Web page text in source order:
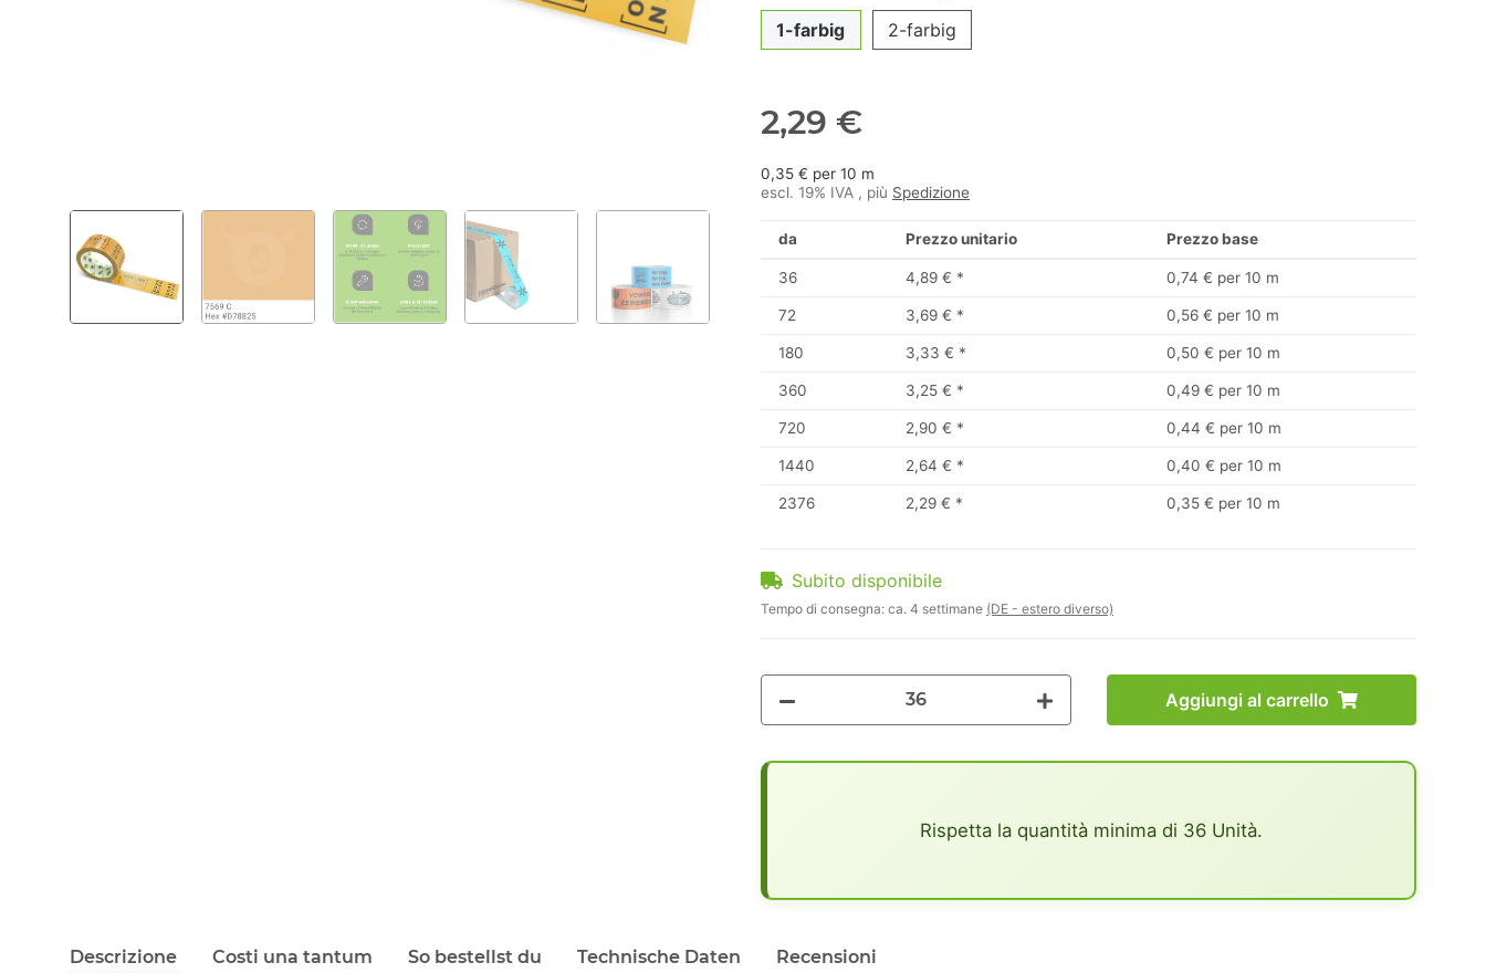
1-farbig
2-farbig
2,29 €
0,35 € per 10 m
escl. 19% IVA , più Spedizione
da Prezzo unitario Prezzo base
36 4,89 € * 0,74 € per 10 m
72 3,69 € * 0,56 € per 10 m
180 3,33 € * 0,50 € per 10 m
360 3,25 € * 0,49 € per 10 m
720 2,90 € * 0,44 € per 10 m
1440 2,64 € * 0,40 € per 10 m
2376 2,29 € * 0,35 € per 10 m
Subito disponibile
Tempo di consegna: ca. 4 settimane (DE - estero diverso)
Aggiungi al carrello
Rispetta la quantità minima di 36 Unità.
Descrizione Costi una tantum So bestellst du Technische Daten Recensioni